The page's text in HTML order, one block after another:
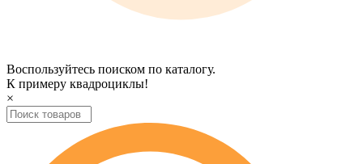
Воспользуйтесь поиском по каталогу.
К примеру квадроциклы!
×